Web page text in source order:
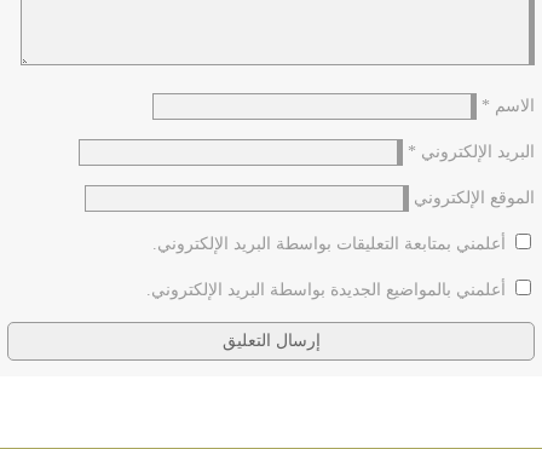
الاسم *
البريد الإلكتروني *
الموقع الإلكتروني
أعلمني بمتابعة التعليقات بواسطة البريد الإلكتروني.
أعلمني بالمواضيع الجديدة بواسطة البريد الإلكتروني.